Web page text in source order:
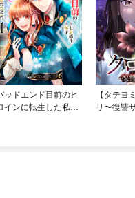
ッドエンド目前のヒ
インに転生した私、
【タテヨ
リ〜復讐